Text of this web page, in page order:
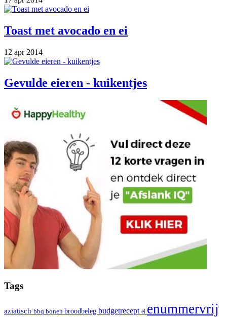
Toast met avocado en ei
12 apr 2014
Gevulde eieren - kuikentjes
Tags
aziatisch bbq bonen broodbeleg budgetrecept ei enummervrij